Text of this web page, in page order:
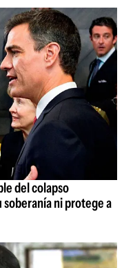
del colapso
ni protege a